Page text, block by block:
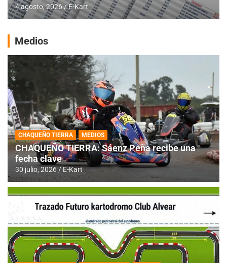
4 agosto, 2026 E-Kart
Medios
CHAQUEÑO TIERRA MEDIOS
CHAQUEÑO TIERRA: Sáenz Peña recibe una
fecha clave
30 julio, 2026 E-Kart